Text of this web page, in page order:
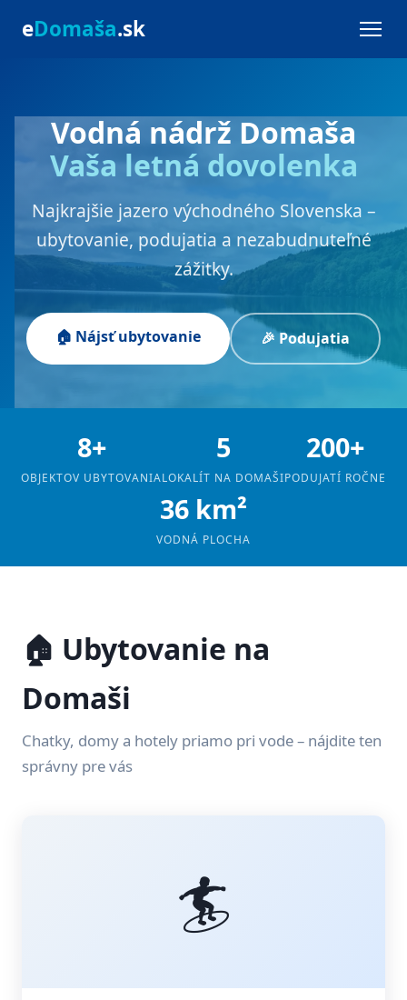
eDomaša.sk
Vodná nádrž Domaša
Vaša letná dovolenka
Najkrajšie jazero východného Slovenska –
ubytovanie, podujatia a nezabudnuteľné
zážitky.
🏠 Nájsť ubytovanie 🎉 Podujatia
8+
OBJEKTOV UBYTOVANIA
5
LOKALÍT NA DOMAŠI
200+
PODUJATÍ ROČNE
36 km²
VODNÁ PLOCHA
🏠 Ubytovanie na
Domaši
Chatky, domy a hotely priamo pri vode – nájdite ten
správny pre vás
🏄